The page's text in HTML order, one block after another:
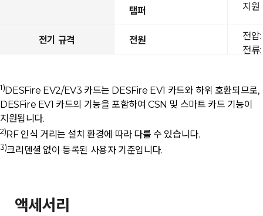
탬퍼
전기 규격 전원
지원
전압
전류
1)DESFire EV2/EV3 카드는 DESFire EV1 카드와 하위 호환되므로,
DESFire EV1 카드의 기능을 포함하여 CSN 및 스마트 카드 기능이
지원됩니다.
2)RF 인식 거리는 설치 환경에 따라 다를 수 있습니다.
3)크리덴셜 없이 등록된 사용자 기준입니다.
액세서리